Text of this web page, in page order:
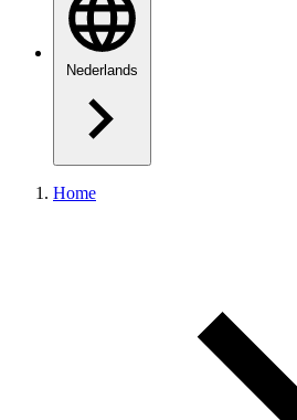
Nederlands
Home